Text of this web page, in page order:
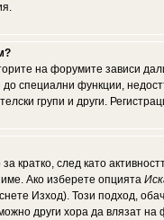
на форумите зависи
специални функции,
групи и други.
за кратко, след като
Ако изберете опцията
Изход). Този подход,
други хора да влязат